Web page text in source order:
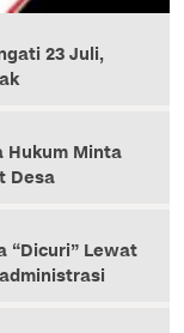
23 Juli,
Hukum Minta
Desa
“Dicuri” Lewat